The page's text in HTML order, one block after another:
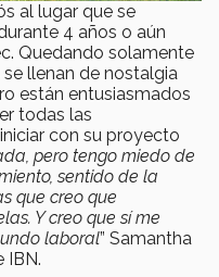
al lugar que se
4 años o aún
Quedando solamente
llenan de nostalgia
están entusiasmados
todas las
con su proyecto
pero tengo miedo de
sentido de la
que creo que
Y creo que sí me
laboral” Samantha
IBN.